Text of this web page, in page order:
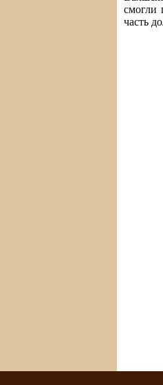
смогли
часть